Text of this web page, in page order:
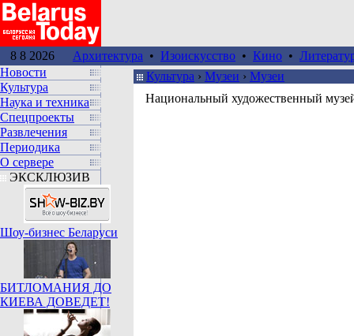
8 8 2026 Архитектура • Изоискусство • Кино •
Новости
Культура
Наука и техника
Спецпроекты
Развлечения
Периодика
О сервере
ЭКСКЛЮЗИВ
Шоу-бизнес Беларуси
БИТЛОМАНИЯ ДО
КИЕВА ДОВЕДЕТ!
Культура › Музеи › Музеи
Национальный художественный